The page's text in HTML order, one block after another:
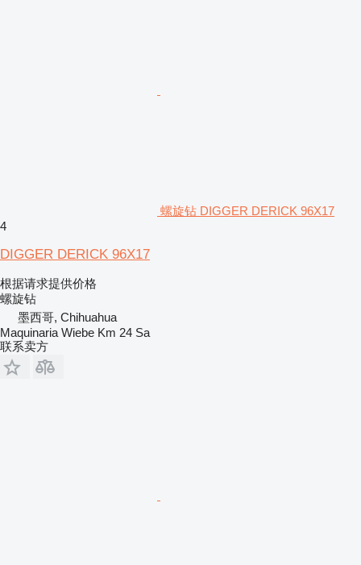
螺旋钻 DIGGER DERICK 96X17
4
DIGGER DERICK 96X17
根据请求提供价格
螺旋钻
墨西哥, Chihuahua
Maquinaria Wiebe Km 24 Sa
联系卖方